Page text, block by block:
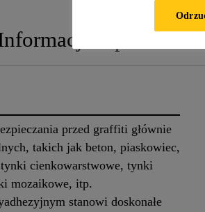
o produkcie
przed graffiti głównie
takich jak beton, piaskowiec,
cienkowarstwowe, tynki
mozaikowe, itp.
stanowi doskonałe